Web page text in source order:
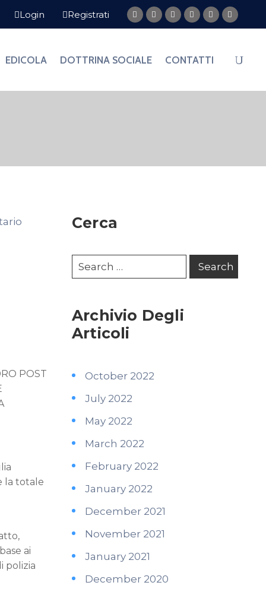
Login Registrati
EDICOLA DOTTRINA SOCIALE CONTATTI
POST
la totale
ai
polizia
Cerca
Archivio Degli
Articoli
October 2022
July 2022
May 2022
March 2022
February 2022
January 2022
December 2021
November 2021
January 2021
December 2020